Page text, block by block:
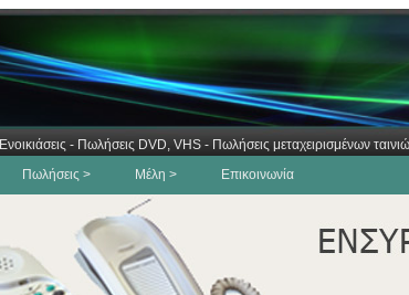
Ενοικιάσεις - Πωλήσεις DVD, VHS - Πωλήσεις μεταχειρισμένων
Πωλήσεις > Μέλη > Επικοινωνία